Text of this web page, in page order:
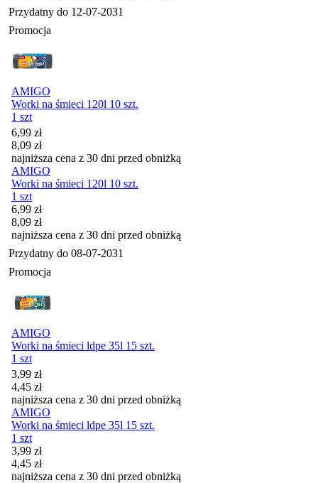
Przydatny do 12-07-2031
Promocja
AMIGO
Worki na śmieci 120l 10 szt.
1 szt
Cena promocyjna
6,99 zł
8,09 zł
najniższa cena z 30 dni przed obniżką
AMIGO
Worki na śmieci 120l 10 szt.
1 szt
Cena promocyjna
6,99 zł
8,09 zł
najniższa cena z 30 dni przed obniżką
Przydatny do 08-07-2031
Promocja
AMIGO
Worki na śmieci ldpe 35l 15 szt.
1 szt
Cena promocyjna
3,99 zł
4,45 zł
najniższa cena z 30 dni przed obniżką
AMIGO
Worki na śmieci ldpe 35l 15 szt.
1 szt
Cena promocyjna
3,99 zł
4,45 zł
najniższa cena z 30 dni przed obniżką